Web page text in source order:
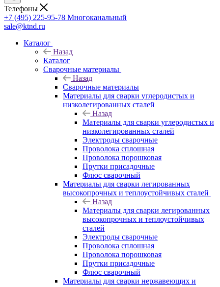
Телефоны
+7 (495) 225-95-78 Многоканальный
sale@ktnd.ru
Каталог
Назад
Каталог
Сварочные материалы
Назад
Сварочные материалы
Материалы для сварки углеродистых и
низколегированных сталей
Назад
Материалы для сварки углеродистых и
низколегированных сталей
Электроды сварочные
Проволока сплошная
Проволока порошковая
Прутки присадочные
Флюс сварочный
Материалы для сварки легированных
высокопрочных и теплоустойчивых сталей
Назад
Материалы для сварки легированных
высокопрочных и теплоустойчивых
сталей
Электроды сварочные
Проволока сплошная
Проволока порошковая
Прутки присадочные
Флюс сварочный
Материалы для сварки нержавеющих и